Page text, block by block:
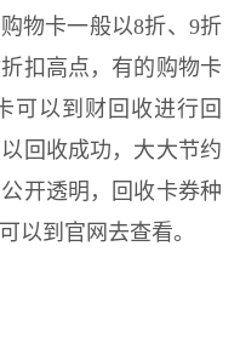
物卡一般以8折、9折
扣高点，有的购物卡
可以到财回收进行回
回收成功，大大节约
开透明，回收卡券种
以到官网去查看。